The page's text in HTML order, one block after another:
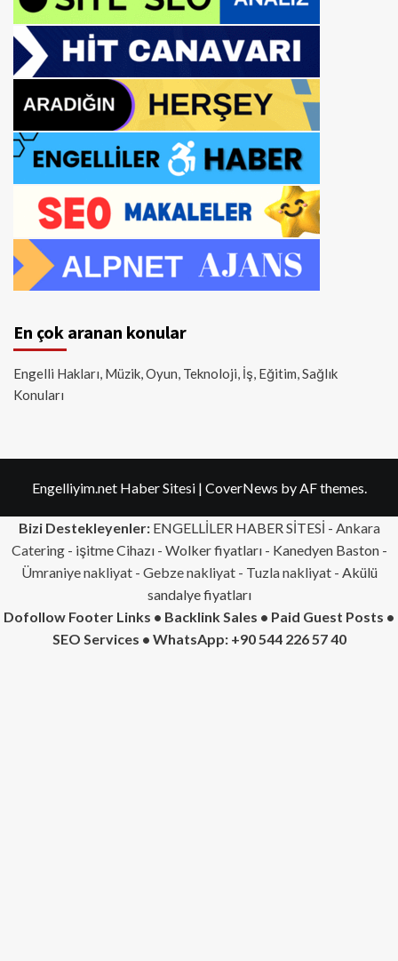
En çok aranan konular
Engelli Hakları, Müzik, Oyun, Teknoloji, İş, Eğitim, Sağlık
Konuları
Engelliyim.net Haber Sitesi | CoverNews by AF themes.
Bizi Destekleyenler:ENGELLİLER HABER SİTESİ - Ankara
Catering- işitme Cihazı - Wolker fiyatları - Kanedyen Baston -
Ümraniye nakliyat- Gebze nakliyat- Tuzla nakliyat- Akülü
sandalye fiyatları
Dofollow Footer Links • Backlink Sales • Paid Guest Posts •
SEO Services • WhatsApp: +90 544 226 57 40